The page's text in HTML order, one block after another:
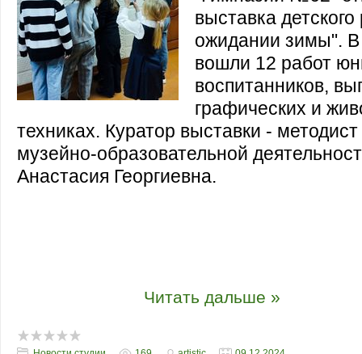
выставка
ожидании зимы". В
вошли 12 работ
воспитанников,
графических и
техниках. Куратор выставки -
музейно-образовательной
Анастасия Георгиевна.
Читать дальше »